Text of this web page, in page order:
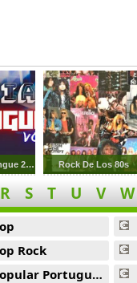
Previa Y Cachengue 2023 Rock De Los 80s
R S T U V W
Rock
Portuguesa